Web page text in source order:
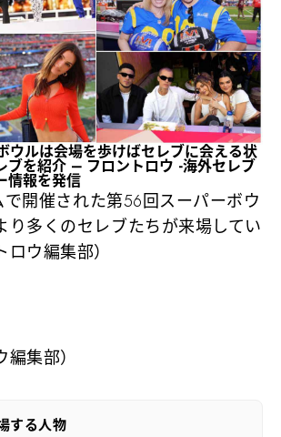
ウルは会場を歩けばセレブに会える状
ブを紹介 – フロントロウ -海外セレブ
情報を発信
で開催された第56回スーパーボウ
り多くのセレブたちが来場してい
ウ編集部）
編集部）
する人物